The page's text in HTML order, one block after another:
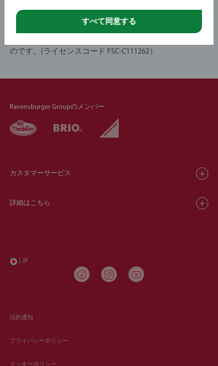
BRIOの木製製品の多くは、おもちゃの世界におけるアイ
コンとなっています。ブリオの玩具に使用されている木
のです。(ライセンスコード FSC-C111262）
Ravensburger Groupのメンバー
カスタマーサービス
詳細はこちら
| JP
法的通知
プライバシーポリシー
クッキーポリシー
すべて同意する